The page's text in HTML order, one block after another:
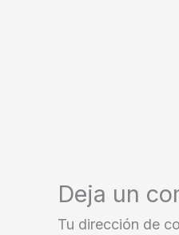
Deja un
Tu dirección de